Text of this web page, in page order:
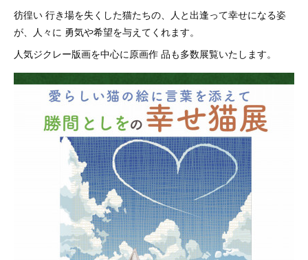
彷徨い 行き場を失くした猫たちの、人と出逢って幸せになる姿
が、人々に 勇気や希望を与えてくれます。
人気ジクレー版画を中心に原画作 品も多数展覧いたします。